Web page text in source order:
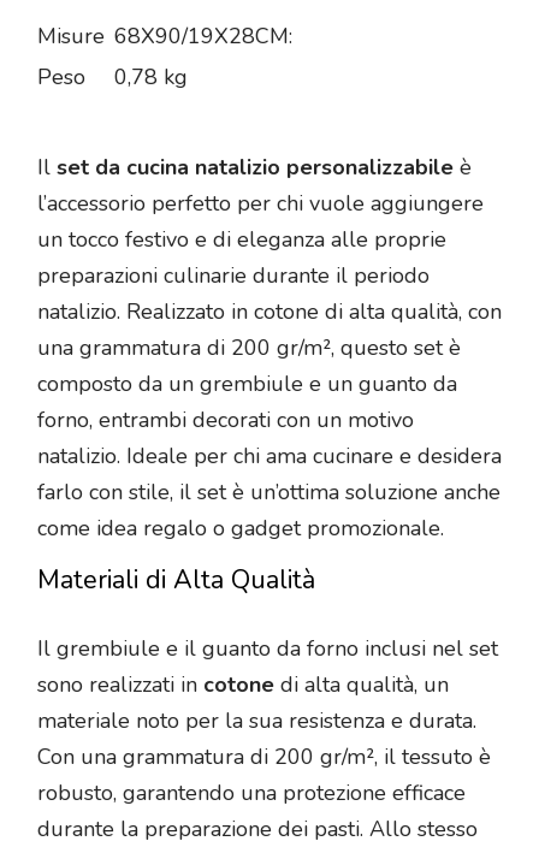
Misure 68X90/19X28CM:
Peso
0,78 kg
Il set da cucina natalizio personalizzabile è
l’accessorio perfetto per chi vuole aggiungere
un tocco festivo e di eleganza alle proprie
preparazioni culinarie durante il periodo
natalizio. Realizzato in cotone di alta qualità, con
una grammatura di 200 gr/m², questo set è
composto da un grembiule e un guanto da
forno, entrambi decorati con un motivo
natalizio. Ideale per chi ama cucinare e desidera
farlo con stile, il set è un’ottima soluzione anche
come idea regalo o gadget promozionale.
Materiali di Alta Qualità
Il grembiule e il guanto da forno inclusi nel set
sono realizzati in cotone di alta qualità, un
materiale noto per la sua resistenza e durata.
Con una grammatura di 200 gr/m², il tessuto è
robusto, garantendo una protezione efficace
durante la preparazione dei pasti. Allo stesso